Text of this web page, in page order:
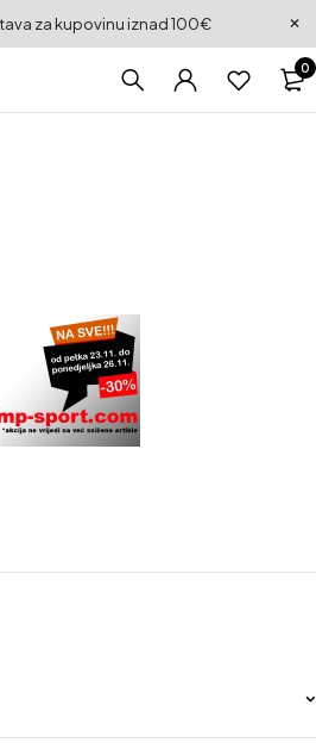
za kupovinu iznad 100€
0